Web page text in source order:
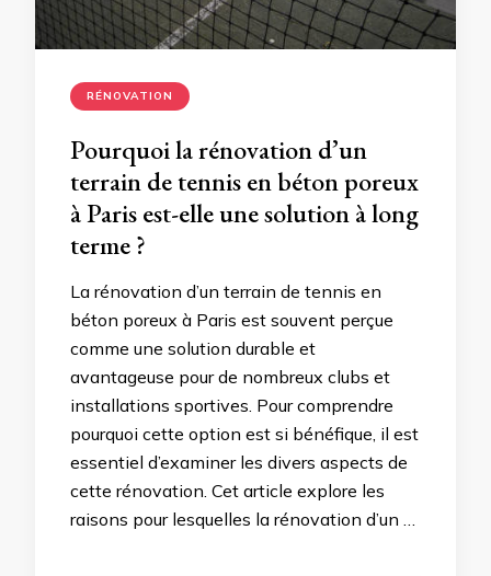
RÉNOVATION
Pourquoi la rénovation d’un
terrain de tennis en béton poreux
à Paris est-elle une solution à long
terme ?
La rénovation d’un terrain de tennis en
béton poreux à Paris est souvent perçue
comme une solution durable et
avantageuse pour de nombreux clubs et
installations sportives. Pour comprendre
pourquoi cette option est si bénéfique, il est
essentiel d’examiner les divers aspects de
cette rénovation. Cet article explore les
raisons pour lesquelles la rénovation d’un …